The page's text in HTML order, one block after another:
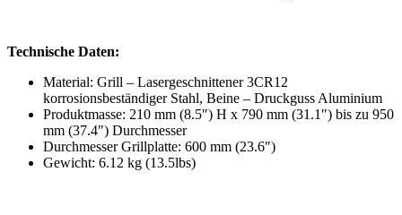
Technische Daten:
Material: Grill – Lasergeschnittener 3CR12
korrosionsbeständiger Stahl, Beine – Druckguss Aluminium
Produktmasse: 210 mm (8.5″) H x 790 mm (31.1″) bis zu 950
mm (37.4″) Durchmesser
Durchmesser Grillplatte: 600 mm (23.6″)
Gewicht: 6.12 kg (13.5lbs)